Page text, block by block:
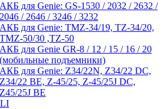
АКБ для Genie: GS-1530 / 2032 / 2632 /
2046 / 2646 / 3246 / 3232
АКБ для Genie: TMZ-34/19, TZ-34/20,
TMZ-50/30 ,TZ-50
АКБ для Genie GR-8 / 12 / 15 / 16 / 20
(мобильные подъемники)
АКБ для Genie: Z34/22N, Z34/22 DC,
Z34/22 BE, Z-45/25, Z-45/25J DC,
Z45/25J BE